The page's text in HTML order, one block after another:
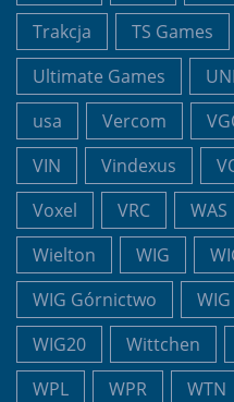
Trakcja
TS Games
Ultimate Games
UNI
usa
Vercom
VIN
Vindexus
Voxel
VRC WAS
Wielton
WIG
WIG Górnictwo
WIG20
Wittchen
WPL
WPR WTN